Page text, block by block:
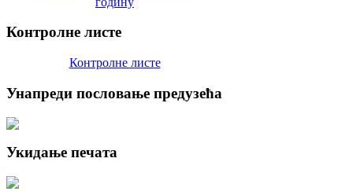
Контролне листе
Контролне листе
Унапреди пословање предузећа
Укидање печата